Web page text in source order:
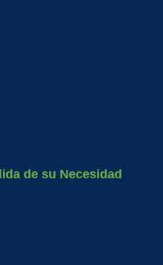
de su Necesidad